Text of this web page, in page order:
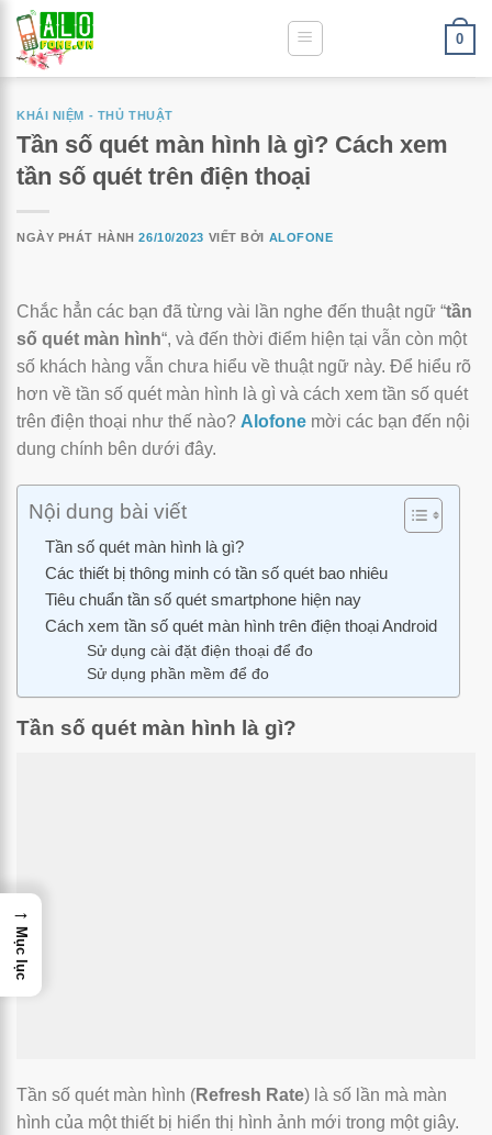
0
KHÁI NIỆM - THỦ THUẬT
Tần số quét màn hình là gì? Cách xem
tần số quét trên điện thoại
NGÀY PHÁT HÀNH26/10/2023 VIẾT BỞI ALOFONE
Chắc hẳn các bạn đã từng vài lần nghe đến thuật ngữ “tần
số quét màn hình“, và đến thời điểm hiện tại vẫn còn một
số khách hàng vẫn chưa hiểu về thuật ngữ này. Để hiểu rõ
hơn về tần số quét màn hình là gì và cách xem tần số quét
trên điện thoại như thế nào? Alofone mời các bạn đến nội
dung chính bên dưới đây.
Nội dung bài viết
Tần số quét màn hình là gì?
Các thiết bị thông minh có tần số quét bao nhiêu
Tiêu chuẩn tần số quét smartphone hiện nay
Cách xem tần số quét màn hình trên điện thoại Android
Sử dụng cài đặt điện thoại để đo
Sử dụng phần mềm để đo
Tần số quét màn hình là gì?
Tần số quét màn hình (Refresh Rate) là số lần mà màn
hình của một thiết bị hiển thị hình ảnh mới trong một giây.
→
Mục lục